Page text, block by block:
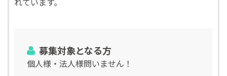
募集対象となる方
個人様・法人様問いません！